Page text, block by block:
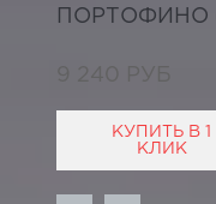
ПОРТОФИНО
9 240 РУБ
КУПИТЬ В 1
КЛИК